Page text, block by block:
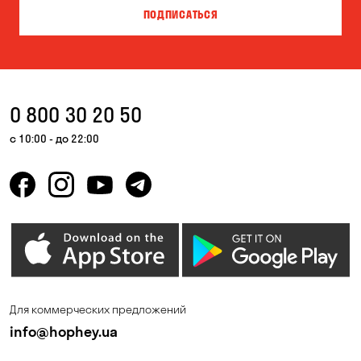
Горишние Плавни
Елизаветовка Зазимье
Калиновка
ПОДПИСАТЬСЯ
0 800 30 20 50
с 10:00 - до 22:00
Для коммерческих предложений
info@hophey.ua